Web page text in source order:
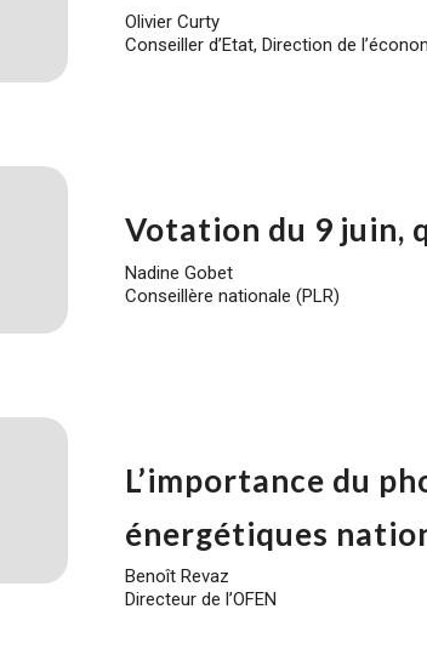
Olivier Curty
Conseiller d’Etat, Direction de
Votation du 9 juin,
Nadine Gobet
Conseillère nationale (PLR)
L’importance du
énergétiques
Benoît Revaz
Directeur de l’OFEN